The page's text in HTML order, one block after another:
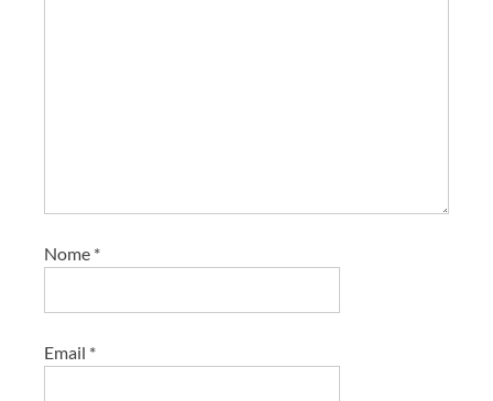
Nome *
Email *